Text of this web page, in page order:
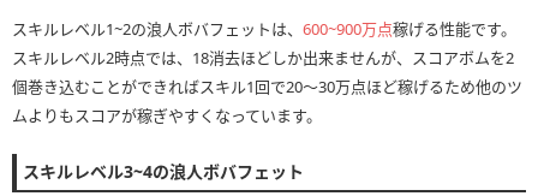
スキルレベル1~2の浪人ボバフェットは、 600~900万点稼げる性能です。
スキルレベル2時点では、18消去ほどしか出来ませんが、スコアボムを2
個巻き込むことができればスキル1回で20〜30万点ほど稼げるため他のツ
ムよりもスコアが稼ぎやすくなっています。
スキルレベル3~4の浪人ボバフェット